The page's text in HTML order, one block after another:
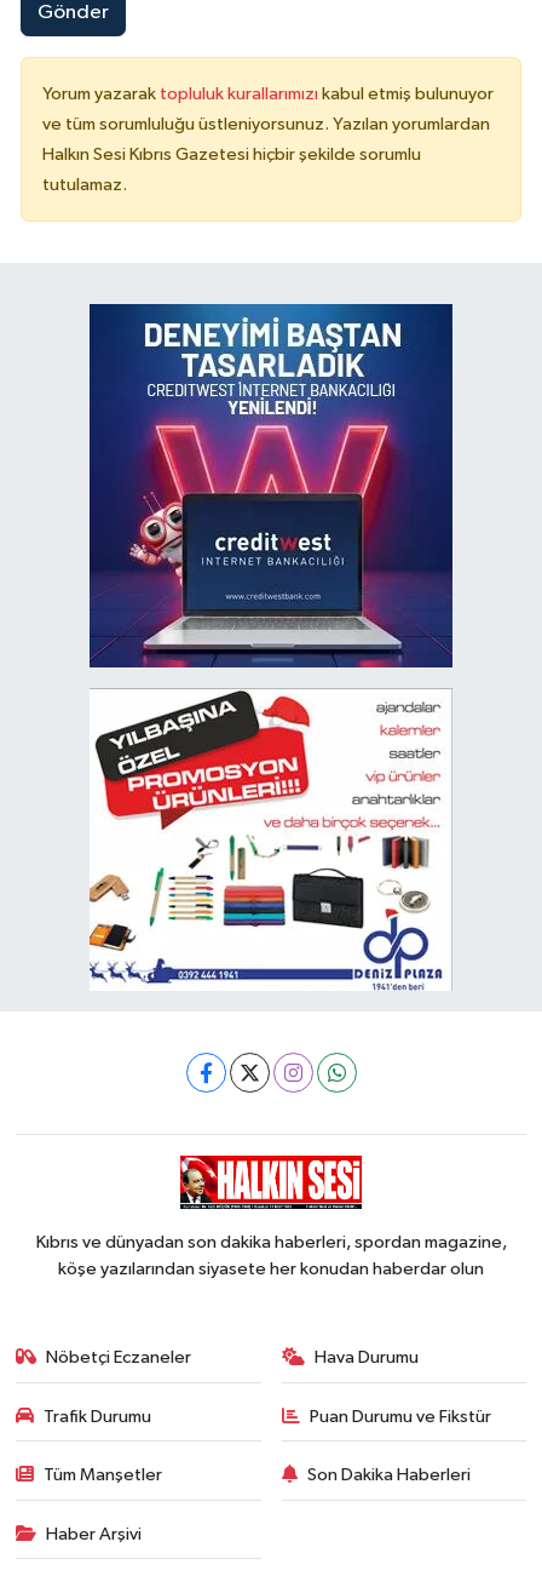
Gönder
Yorum yazarak topluluk kurallarımızı kabul etmiş bulunuyor
ve tüm sorumluluğu üstleniyorsunuz. Yazılan yorumlardan
Halkın Sesi Kıbrıs Gazetesi hiçbir şekilde sorumlu
tutulamaz.
Kıbrıs ve dünyadan son dakika haberleri, spordan magazine,
köşe yazılarından siyasete her konudan haberdar olun
Nöbetçi Eczaneler Hava Durumu
Trafik Durumu Puan Durumu ve Fikstür
Tüm Manşetler Son Dakika Haberleri
Haber Arşivi